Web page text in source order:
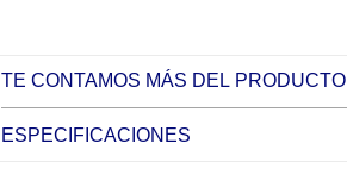
TE CONTAMOS MÁS DEL PRODUCTO
ESPECIFICACIONES